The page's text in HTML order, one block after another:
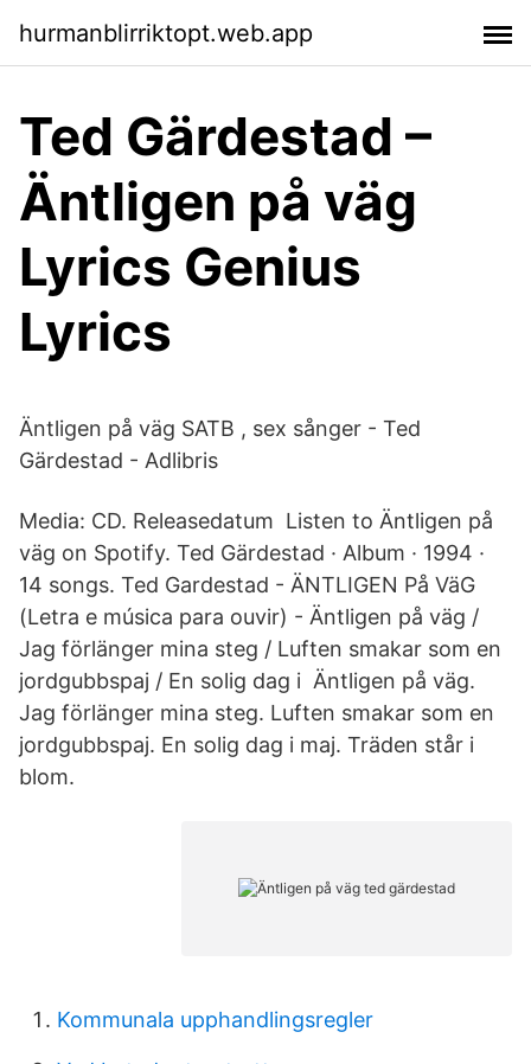
hurmanblirriktopt.web.app
Ted Gärdestad –
Äntligen på väg
Lyrics Genius
Lyrics
Äntligen på väg SATB , sex sånger - Ted
Gärdestad - Adlibris
Media: CD. Releasedatum Listen to Äntligen på
väg on Spotify. Ted Gärdestad · Album · 1994 ·
14 songs. Ted Gardestad - ÄNTLIGEN På VäG
(Letra e música para ouvir) - Äntligen på väg /
Jag förlänger mina steg / Luften smakar som en
jordgubbspaj / En solig dag i Äntligen på väg.
Jag förlänger mina steg. Luften smakar som en
jordgubbspaj. En solig dag i maj. Träden står i
blom.
Kommunala upphandlingsregler